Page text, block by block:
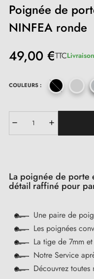
Poignée de
NINFEA ronde
49,00 €TTC
COULEURS :
La poignée de porte
détail raffiné pour
Une paire de
Les poignées
La tige de 7mm
Notre Service
Découvrez toutes